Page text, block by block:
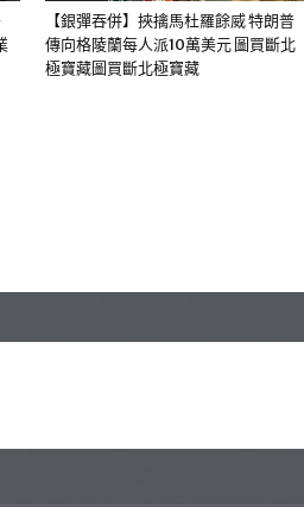
【銀彈吞併】挾擒馬杜羅餘威 特朗普
傳向格陵蘭每人派10萬美元 圖買斷北
極寶藏圖買斷北極寶藏